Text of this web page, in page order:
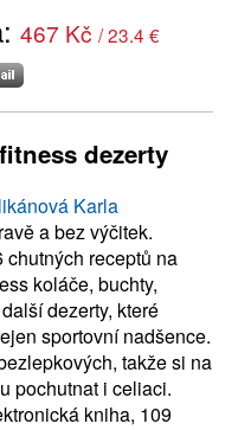
467 Kč / 23.4 €
dezerty
Karla
a bez výčitek.
chutných receptů na
koláče, buchty,
dezerty, které
sportovní nadšence.
takže si na
pochutnat i celiaci.
kniha, 109